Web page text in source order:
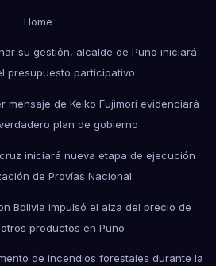
Home
su gestión, alcalde de Puno iniciará
presupuesto participativo
mensaje de Keiko Fujimori evidenciará
plan de gobierno
iniciará nueva etapa de ejecución
de Provías Nacional
Bolivia impulsó el alza del precio de
productos en Puno
de incendios forestales durante la